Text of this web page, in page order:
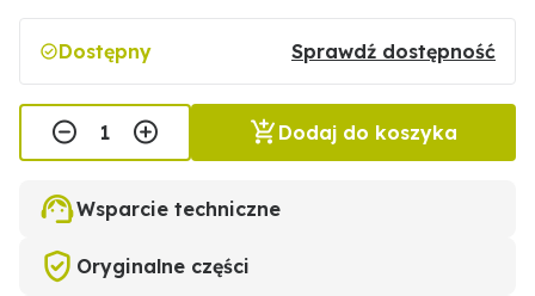
Dostępny Sprawdź dostępność
Dodaj do koszyka
Wsparcie techniczne
Oryginalne części